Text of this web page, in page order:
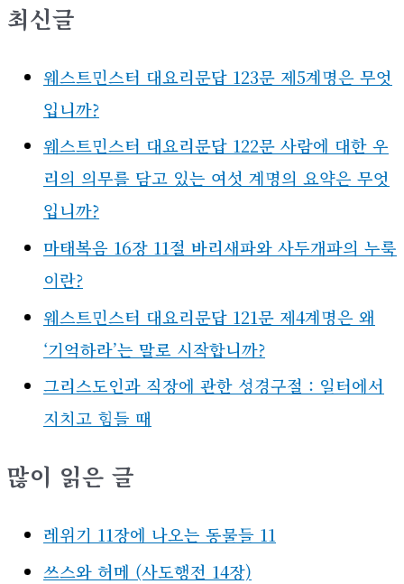
최신글
웨스트민스터 대요리문답 123문 제5계명은 무엇
입니까?
웨스트민스터 대요리문답 122문 사람에 대한 우
리의 의무를 담고 있는 여섯 계명의 요약은 무엇
입니까?
마태복음 16장 11절 바리새파와 사두개파의 누룩
이란?
웨스트민스터 대요리문답 121문 제4계명은 왜
‘기억하라’는 말로 시작합니까?
그리스도인과 직장에 관한 성경구절 : 일터에서
지치고 힘들 때
많이 읽은 글
레위기 11장에 나오는 동물들 11
쓰스와 허메 (사도행전 14장)